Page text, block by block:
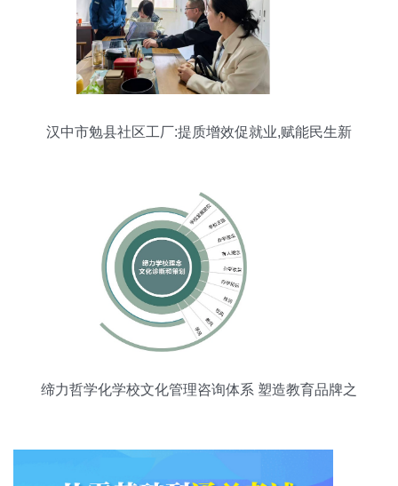
汉中市勉县社区工厂:提质增效促就业,赋能民生新
缔力哲学化学校文化管理咨询体系 塑造教育品牌之